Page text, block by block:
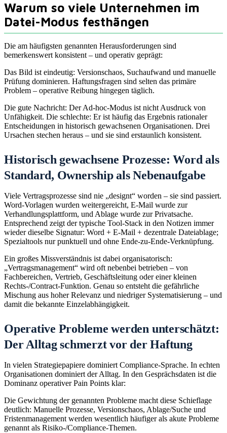
Warum so viele Unternehmen im
Datei-Modus festhängen
Die am häufigsten genannten Herausforderungen sind
bemerkenswert konsistent – und operativ geprägt:
Das Bild ist eindeutig: Versionschaos, Suchaufwand und manuelle
Prüfung dominieren. Haftungsfragen sind selten das primäre
Problem – operative Reibung hingegen täglich.
Die gute Nachricht: Der Ad‑hoc-Modus ist nicht Ausdruck von
Unfähigkeit. Die schlechte: Er ist häufig das Ergebnis rationaler
Entscheidungen in historisch gewachsenen Organisationen. Drei
Ursachen stechen heraus – und sie sind erstaunlich konsistent.
Historisch gewachsene Prozesse: Word als
Standard, Ownership als Nebenaufgabe
Viele Vertragsprozesse sind nie „designt“ worden – sie sind passiert.
Word-Vorlagen wurden weitergereicht, E‑Mail wurde zur
Verhandlungsplattform, und Ablage wurde zur Privatsache.
Entsprechend zeigt der typische Tool-Stack in den Notizen immer
wieder dieselbe Signatur: Word + E‑Mail + dezentrale Dateiablage;
Spezialtools nur punktuell und ohne Ende‑zu‑Ende-Verknüpfung.
Ein großes Missverständnis ist dabei organisatorisch:
„Vertragsmanagement“ wird oft nebenbei betrieben – von
Fachbereichen, Vertrieb, Geschäftsleitung oder einer kleinen
Rechts-/Contract-Funktion. Genau so entsteht die gefährliche
Mischung aus hoher Relevanz und niedriger Systematisierung – und
damit die bekannte Einzelabhängigkeit.
Operative Probleme werden unterschätzt:
Der Alltag schmerzt vor der Haftung
In vielen Strategiepapiere dominiert Compliance-Sprache. In echten
Organisationen dominiert der Alltag. In den Gesprächsdaten ist die
Dominanz operativer Pain Points klar:
Die Gewichtung der genannten Probleme macht diese Schieflage
deutlich: Manuelle Prozesse, Versionschaos, Ablage/Suche und
Fristenmanagement werden wesentlich häufiger als akute Probleme
genannt als Risiko-/Compliance-Themen.